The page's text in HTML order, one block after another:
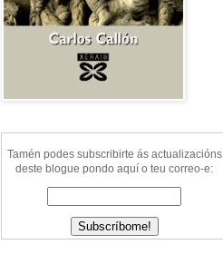
Tamén podes subscribirte ás actualizacións
deste blogue pondo aquí o teu correo-e: